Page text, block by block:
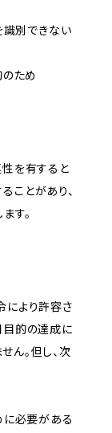
識別できない
のため
性を有すると
ことがあり、
す。
により許容さ
目的の達成に
ん。但し、次
に必要がある